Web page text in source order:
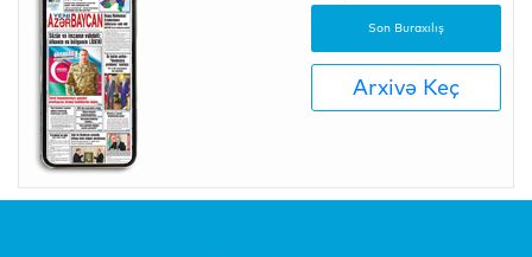
Son Buraxılış
Arxivə Keç